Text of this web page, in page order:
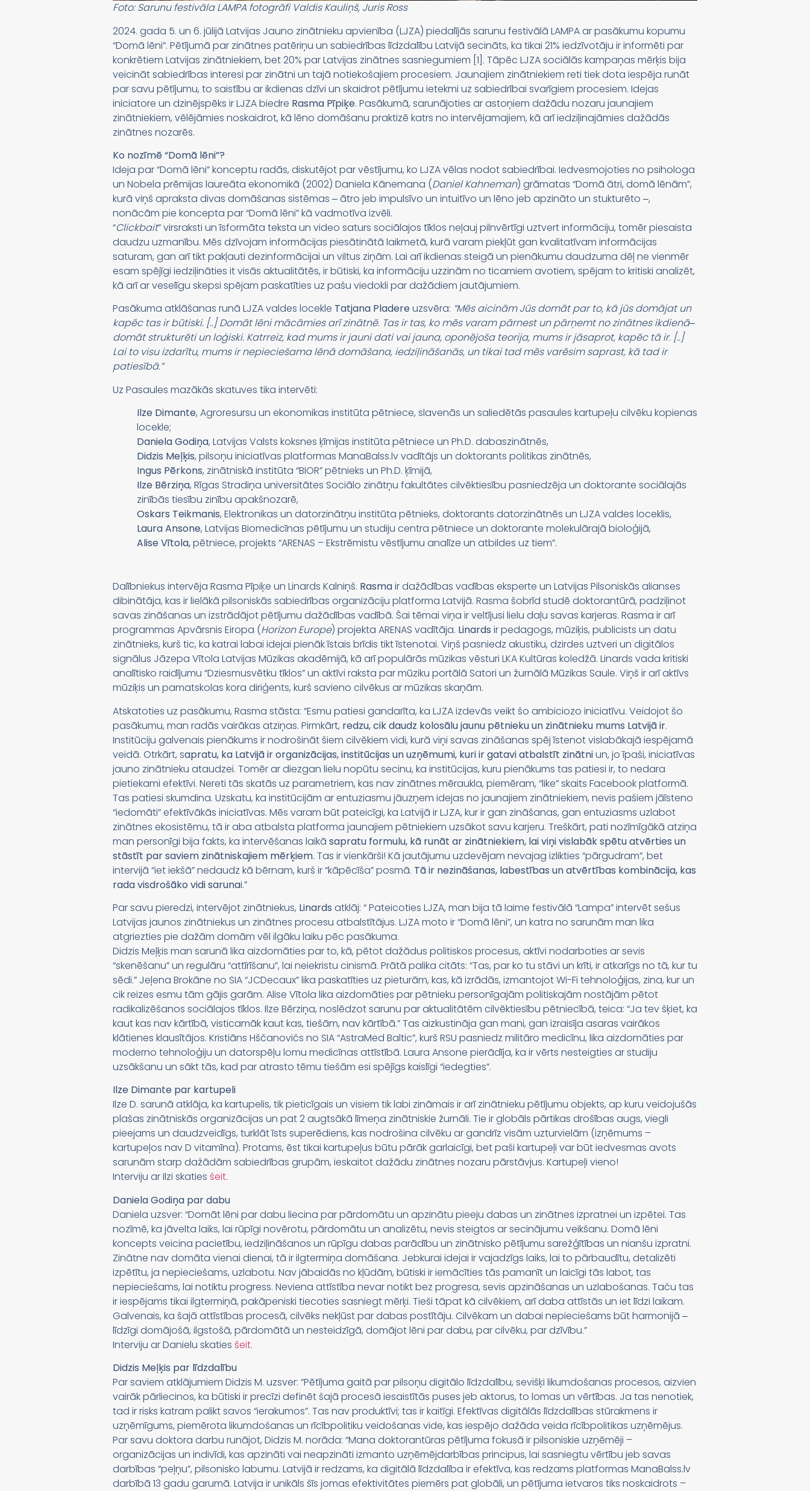
Foto: Sarunu festivāla LAMPA fotogrāfi Valdis Kauliņš, Juris Ross
2024. gada 5. un 6. jūlijā Latvijas Jauno zinātnieku apvienība (LJZA) piedalījās sarunu festivālā LAMPA ar pasākumu kopumu
“Domā lēni”. Pētījumā par zinātnes patēriņu un sabiedrības līdzdalību Latvijā secināts, ka tikai 21% iedzīvotāju ir informēti par
konkrētiem Latvijas zinātniekiem, bet 20% par Latvijas zinātnes sasniegumiem [1]. Tāpēc LJZA sociālās kampaņas mērķis bija
veicināt sabiedrības interesi par zinātni un tajā notiekošajiem procesiem. Jaunajiem zinātniekiem reti tiek dota iespēja runāt
par savu pētījumu, to saistību ar ikdienas dzīvi un skaidrot pētījumu ietekmi uz sabiedrībai svarīgiem procesiem. Idejas
iniciatore un dzinējspēks ir LJZA biedre Rasma Pīpiķe. Pasākumā, sarunājoties ar astoņiem dažādu nozaru jaunajiem
zinātniekiem, vēlējāmies noskaidrot, kā lēno domāšanu praktizē katrs no intervējamajiem, kā arī iedziļinajāmies dažādās
zinātnes nozarēs.
Ko nozīmē “Domā lēni”?
Ideja par “Domā lēni” konceptu radās, diskutējot par vēstījumu, ko LJZA vēlas nodot sabiedrībai. Iedvesmojoties no psihologa
un Nobela prēmijas laureāta ekonomikā (2002) Daniela Kānemana (Daniel Kahneman) grāmatas “Domā ātri, domā lēnām”,
kurā viņš apraksta divas domāšanas sistēmas ‒ ātro jeb impulsīvo un intuitīvo un lēno jeb apzināto un stukturēto ‒,
nonācām pie koncepta par “Domā lēni” kā vadmotīva izvēli.
“Clickbait” virsraksti un īsformāta teksta un video saturs sociālajos tīklos neļauj pilnvērtīgi uztvert informāciju, tomēr piesaista
daudzu uzmanību. Mēs dzīvojam informācijas piesātinātā laikmetā, kurā varam piekļūt gan kvalitatīvam informācijas
saturam, gan arī tikt pakļauti dezinformācijai un viltus ziņām. Lai arī ikdienas steigā un pienākumu daudzuma dēļ ne vienmēr
esam spējīgi iedziļināties it visās aktualitātēs, ir būtiski, ka informāciju uzzinām no ticamiem avotiem, spējam to kritiski analizēt,
kā arī ar veselīgu skepsi spējam paskatīties uz pašu viedokli par dažādiem jautājumiem.
Pasākuma atklāšanas runā LJZA valdes locekle Tatjana Pladereuzsvēra: “Mēs aicinām Jūs domāt par to, kā jūs domājat un
kapēc tas ir būtiski. [..] Domāt lēni mācāmies arī zinātnē. Tas ir tas, ko mēs varam pārnest un pārņemt no zinātnes ikdienā‒
domāt strukturēti un loģiski. Katrreiz, kad mums ir jauni dati vai jauna, oponējoša teorija, mums ir jāsaprot, kapēc tā ir. [..]
Lai to visu izdarītu, mums ir nepieciešama lēnā domāšana, iedziļināšanās, un tikai tad mēs varēsim saprast, kā tad ir
patiesībā.”
Uz Pasaules mazākās skatuves tika intervēti:
Ilze Dimante, Agroresursu un ekonomikas institūta pētniece, slavenās un saliedētās pasaules kartupeļu cilvēku kopienas
locekle;
Daniela Godiņa, Latvijas Valsts koksnes ķīmijas institūta pētniece un Ph.D. dabaszinātnēs,
Didzis Meļķis, pilsoņu iniciatīvas platformas ManaBalss.lv vadītājs un doktorants politikas zinātnēs,
Ingus Pērkons, zinātniskā institūta “BIOR” pētnieks un Ph.D. ķīmijā,
Ilze Bērziņa, Rīgas Stradiņa universitātes Sociālo zinātņu fakultātes cilvēktiesību pasniedzēja un doktorante sociālajās
zinībās tiesību zinību apakšnozarē,
Oskars Teikmanis, Elektronikas un datorzinātņu institūta pētnieks, doktorants datorzinātnēs un LJZA valdes loceklis,
Laura Ansone, Latvijas Biomedicīnas pētījumu un studiju centra pētniece un doktorante molekulārajā bioloģijā,
Alise Vītola,pētniece, projekts “ARENAS – Ekstrēmistu vēstījumu analīze un atbildes uz tiem”.
Dalībniekus intervēja Rasma Pīpiķe un Linards Kalniņš. Rasmair dažādības vadības eksperte un Latvijas Pilsoniskās alianses
dibinātāja, kas ir lielākā pilsoniskās sabiedrības organizāciju platforma Latvijā. Rasma šobrīd studē doktorantūrā, padziļinot
savas zināšanas un izstrādājot pētījumu dažādības vadībā. Šai tēmai viņa ir veltījusi lielu daļu savas karjeras. Rasma ir arī
programmas Apvārsnis Eiropa (Horizon Europe) projekta ARENAS vadītāja. Linards ir pedagogs, mūziķis, publicists un datu
zinātnieks, kurš tic, ka katrai labai idejai pienāk īstais brīdis tikt īstenotai. Viņš pasniedz akustiku, dzirdes uztveri un digitālos
signālus Jāzepa Vītola Latvijas Mūzikas akadēmijā, kā arī populārās mūzikas vēsturi LKA Kultūras koledžā. Linards vada kritiski
analītisko raidījumu “Dziesmusvētku tīklos” un aktīvi raksta par mūziku portālā Satori un žurnālā Mūzikas Saule. Viņš ir arī aktīvs
mūziķis un pamatskolas kora diriģents, kurš savieno cilvēkus ar mūzikas skaņām.
Atskatoties uz pasākumu, Rasma stāsta: “Esmu patiesi gandarīta, ka LJZA izdevās veikt šo ambiciozo iniciatīvu. Veidojot šo
pasākumu, man radās vairākas atziņas. Pirmkārt, redzu, cik daudz kolosālu jaunu pētnieku un zinātnieku mums Latvijā ir.
Institūciju galvenais pienākums ir nodrošināt šiem cilvēkiem vidi, kurā viņi savas zināšanas spēj īstenot vislabākajā iespējamā
veidā. Otrkārt, sapratu, ka Latvijā ir organizācijas, institūcijas un uzņēmumi, kuri ir gatavi atbalstīt zinātniun, jo īpaši, iniciatīvas
jauno zinātnieku ataudzei. Tomēr ar diezgan lielu nopūtu secinu, ka institūcijas, kuru pienākums tas patiesi ir, to nedara
pietiekami efektīvi. Nereti tās skatās uz parametriem, kas nav zinātnes mēraukla, piemēram, “like” skaits Facebook platformā.
Tas patiesi skumdina. Uzskatu, ka institūcijām ar entuziasmu jāuzņem idejas no jaunajiem zinātniekiem, nevis pašiem jāīsteno
“iedomāti” efektīvākās iniciatīvas. Mēs varam būt pateicīgi, ka Latvijā ir LJZA, kur ir gan zināšanas, gan entuziasms uzlabot
zinātnes ekosistēmu, tā ir aba atbalsta platforma jaunajiem pētniekiem uzsākot savu karjeru. Treškārt, pati nozīmīgākā atziņa
man personīgi bija fakts, ka intervēšanas laikā sapratu formulu, kā runāt ar zinātniekiem, lai viņi vislabāk spētu atvērties un
stāstīt par saviem zinātniskajiem mērķiem. Tas ir vienkārši! Kā jautājumu uzdevējam nevajag izlikties “pārgudram”, bet
intervijā “iet iekšā” nedaudz kā bērnam, kurš ir “kāpēcīša” posmā. Tā ir nezināšanas, labestības un atvērtības kombinācija, kas
rada visdrošāko vidi sarunai.”
Par savu pieredzi, intervējot zinātniekus, Linards atklāj: “ Pateicoties LJZA, man bija tā laime festivālā “Lampa” intervēt sešus
Latvijas jaunos zinātniekus un zinātnes procesu atbalstītājus. LJZA moto ir “Domā lēni”, un katra no sarunām man lika
atgriezties pie dažām domām vēl ilgāku laiku pēc pasākuma.
Didzis Meļķis man sarunā lika aizdomāties par to, kā, pētot dažādus politiskos procesus, aktīvi nodarboties ar sevis
“skenēšanu” un regulāru “attīrīšanu”, lai neiekristu cinismā. Prātā palika citāts: “Tas, par ko tu stāvi un krīti, ir atkarīgs no tā, kur tu
sēdi.” Jeļena Brokāne no SIA “JCDecaux” lika paskatīties uz pieturām, kas, kā izrādās, izmantojot Wi-Fi tehnoloģijas, zina, kur un
cik reizes esmu tām gājis garām. Alise Vītola lika aizdomāties par pētnieku personīgajām politiskajām nostājām pētot
radikalizēšanos sociālajos tīklos. Ilze Bērziņa, noslēdzot sarunu par aktualitātēm cilvēktiesību pētniecībā, teica: “Ja tev šķiet, ka
kaut kas nav kārtībā, visticamāk kaut kas, tiešām, nav kārtībā.” Tas aizkustināja gan mani, gan izraisīja asaras vairākos
klātienes klausītājos. Kristiāns Hščanovičs no SIA “AstraMed Baltic”, kurš RSU pasniedz militāro medicīnu, lika aizdomāties par
moderno tehnoloģiju un datorspēļu lomu medicīnas attīstībā. Laura Ansone pierādīja, ka ir vērts nesteigties ar studiju
uzsākšanu un sākt tās, kad par atrasto tēmu tiešām esi spējīgs kaislīgi “iedegties”.
Ilze Dimante par kartupeli
Ilze D. sarunā atklāja, ka kartupelis, tik pieticīgais un visiem tik labi zināmais ir arī zinātnieku pētījumu objekts, ap kuru veidojušās
plašas zinātniskās organizācijas un pat 2 augtsākā līmeņa zinātniskie žurnāli. Tie ir globāls pārtikas drošības augs, viegli
pieejams un daudzveidīgs, turklāt īsts superēdiens, kas nodrošina cilvēku ar gandrīz visām uzturvielām (izņēmums –
kartupeļos nav D vitamīna). Protams, ēst tikai kartupeļus būtu pārāk garlaicīgi, bet paši kartupeļi var būt iedvesmas avots
sarunām starp dažādām sabiedrības grupām, ieskaitot dažādu zinātnes nozaru pārstāvjus. Kartupeļi vieno!
Interviju ar Ilzi skaties šeit.
Daniela Godiņa par dabu
Daniela uzsver: “Domāt lēni par dabu liecina par pārdomātu un apzinātu pieeju dabas un zinātnes izpratnei un izpētei. Tas
nozīmē, ka jāvelta laiks, lai rūpīgi novērotu, pārdomātu un analizētu, nevis steigtos ar secinājumu veikšanu. Domā lēni
koncepts veicina pacietību, iedziļināšanos un rūpīgu dabas parādību un zinātnisko pētījumu sarežģītības un nianšu izpratni.
Zinātne nav domāta vienai dienai, tā ir ilgtermiņa domāšana. Jebkurai idejai ir vajadzīgs laiks, lai to pārbaudītu, detalizēti
izpētītu, ja nepieciešams, uzlabotu. Nav jābaidās no kļūdām, būtiski ir iemācīties tās pamanīt un laicīgi tās labot, tas
nepieciešams, lai notiktu progress. Neviena attīstība nevar notikt bez progresa, sevis apzināšanas un uzlabošanas. Taču tas
ir iespējams tikai ilgtermiņā, pakāpeniski tiecoties sasniegt mērķi. Tieši tāpat kā cilvēkiem, arī daba attīstās un iet līdzi laikam.
Galvenais, ka šajā attīstības procesā, cilvēks nekļūst par dabas postītāju. Cilvēkam un dabai nepieciešams būt harmonijā ‒
līdzīgi domājošā, ilgstošā, pārdomātā un nesteidzīgā, domājot lēni par dabu, par cilvēku, par dzīvību.”
Interviju ar Danielu skaties šeit.
Didzis Meļķis par līdzdalību
Par saviem atklājumiem Didzis M. uzsver: “Pētījuma gaitā par pilsoņu digitālo līdzdalību, sevišķi likumdošanas procesos, aizvien
vairāk pārliecinos, ka būtiski ir precīzi definēt šajā procesā iesaistītās puses jeb aktorus, to lomas un vērtības. Ja tas nenotiek,
tad ir risks katram palikt savos “ierakumos”. Tas nav produktīvi; tas ir kaitīgi. Efektīvas digitālās līdzdalības stūrakmens ir
uzņēmīgums, piemērota likumdošanas un rīcībpolitiku veidošanas vide, kas iespējo dažāda veida rīcībpolitikas uzņēmējus.
Par savu doktora darbu runājot, Didzis M. norāda: “Mana doktorantūras pētījuma fokusā ir pilsoniskie uzņēmēji –
organizācijas un indivīdi, kas apzināti vai neapzināti izmanto uzņēmējdarbības principus, lai sasniegtu vērtību jeb savas
darbības “peļņu”, pilsonisko labumu. Latvijā ir redzams, ka digitālā līdzdalība ir efektīva, kas redzams platformas ManaBalss.lv
darbībā 13 gadu garumā. Latvija ir unikāls šīs jomas efektivitātes piemērs pat globāli, un pētījuma ietvaros tiks noskaidrots –